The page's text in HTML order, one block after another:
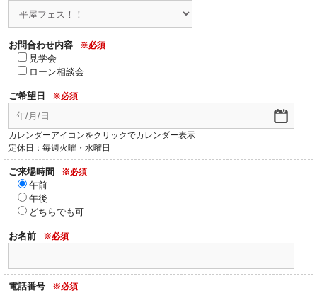
お問合わせ内容 ※必須
見学会
ローン相談会
ご希望日 ※必須
カレンダーアイコンをクリックでカレンダー表示
定休日：毎週火曜・水曜日
ご来場時間 ※必須
午前
午後
どちらでも可
お名前 ※必須
電話番号 ※必須